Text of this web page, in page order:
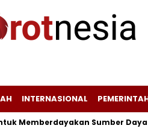
INTERNASIONAL
Sumber Daya